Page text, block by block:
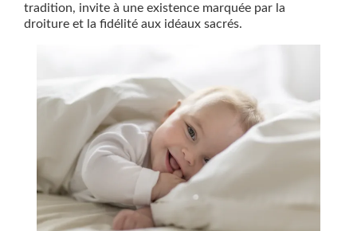
tradition, invite à une existence marquée par la
droiture et la fidélité aux idéaux sacrés.